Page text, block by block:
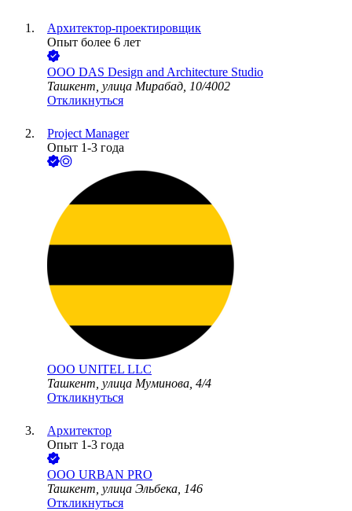
Архитектор-проектировщик
Опыт более 6 лет
ООО DAS Design and Architecture Studio
Ташкент, улица Мирабад, 10/4002
Откликнуться
Project Manager
Опыт 1-3 года
ООО UNITEL LLC
Ташкент, улица Муминова, 4/4
Откликнуться
Архитектор
Опыт 1-3 года
ООО URBAN PRO
Ташкент, улица Эльбека, 146
Откликнуться